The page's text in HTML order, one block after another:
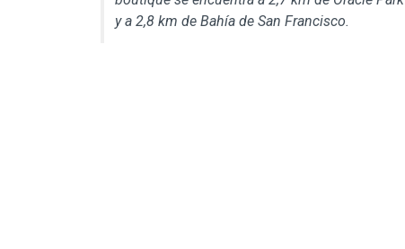
y a 2,8 km de Bahía de San Francisco.